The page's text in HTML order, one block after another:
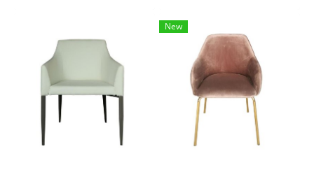
New